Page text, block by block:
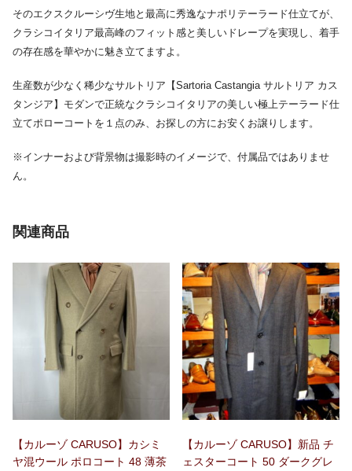
そのエクスクルーシヴ生地と最高に秀逸なナポリテーラード仕立てが、
クラシコイタリア最高峰のフィット感と美しいドレープを実現し、着手
の存在感を華やかに魅き立てますよ。
生産数が少なく稀少なサルトリア【Sartoria Castangia サルトリア カス
タンジア】モダンで正統なクラシコイタリアの美しい極上テーラード仕
立てポローコートを１点のみ、お探しの方にお安くお譲りします。
※インナーおよび背景物は撮影時のイメージで、付属品ではありませ
ん。
関連商品
【カルーゾ CARUSO】カシミ
ヤ混ウール ポロコート 48 薄茶
【カルーゾ CARUSO】新品 チ
ェスターコート 50 ダークグレ